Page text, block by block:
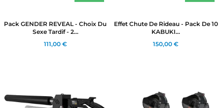
Pack GENDER REVEAL - Choix Du
Sexe Tardif - 2...
111,00 €
Effet Chute De Rideau - Pack De 10
KABUKI...
150,00 €